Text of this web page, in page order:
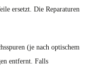
ersetzt. Die Reparaturen
(je nach optischem
entfernt. Falls